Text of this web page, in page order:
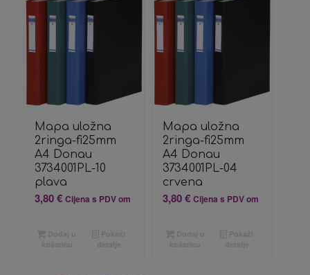
Mapa uložna
2ringa-fi25mm
A4 Donau
3734001PL-10
plava
3,80€ Cijena s PDV om
Mapa uložna
2ringa-fi25mm
A4 Donau
3734001PL-04
crvena
3,80€ Cijena s PDV om